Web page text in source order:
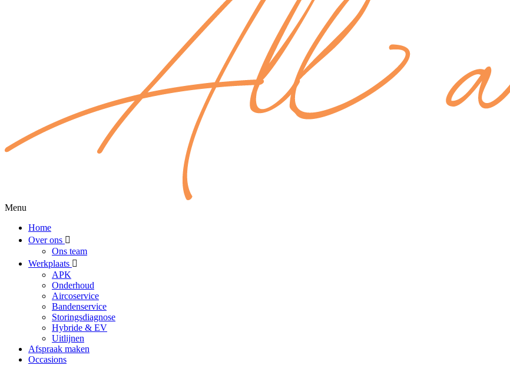
Menu
Home
Over ons
Ons team
Werkplaats
APK
Onderhoud
Aircoservice
Bandenservice
Storingsdiagnose
Hybride & EV
Uitlijnen
Afspraak maken
Occasions